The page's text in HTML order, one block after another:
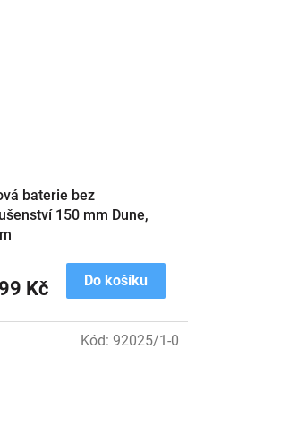
baterie bez
150 mm Dune,
Kč Do košíku
Kód: 92025/1-0